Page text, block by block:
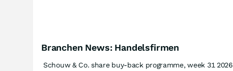
Branchen News: Handelsfirmen
Schouw & Co. share buy-back programme, week 31 2026